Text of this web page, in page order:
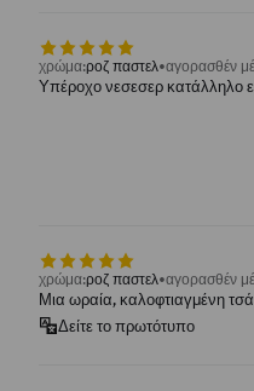
χρώμα:ροζ παστελ αγορασθέν
Υπέροχο νεσεσερ κατάλληλο
χρώμα:ροζ παστελ αγορασθέν
Μια ωραία, καλοφτιαγμένη
Δείτε το πρωτότυπο